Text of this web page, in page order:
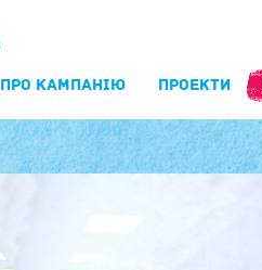
ПРО КАМПАНIЮ ПРОЕКТИ